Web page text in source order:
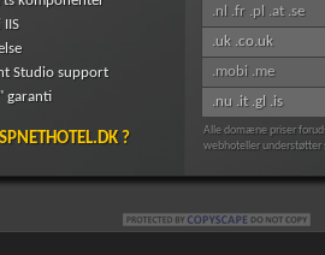
Studio support
garanti
?
.nl .fr .pl .at .se
.uk .co.uk
.mobi .me
.nu .it .gl .is
Alle domæne priser
webhoteller understøtter